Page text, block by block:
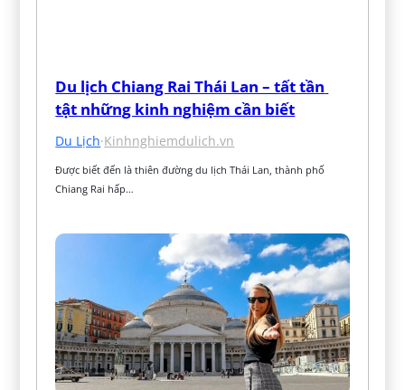
Du lịch Chiang Rai Thái Lan – tất tần
tật những kinh nghiệm cần biết
Du Lịch·Kinhnghiemdulich.vn
Được biết đến là thiên đường du lịch Thái Lan, thành phố
Chiang Rai hấp…